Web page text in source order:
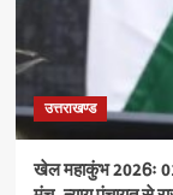
उत्तराखण्ड
खेल महाकुंभ 2026ः